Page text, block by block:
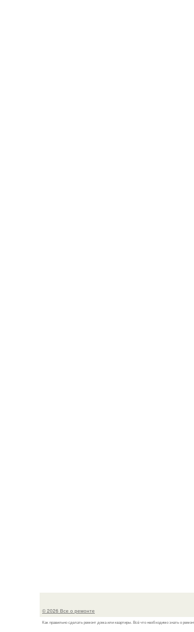
© 2026 Все о ремонте
Как правильно сделать ремонт дома или квартиры. Всё что необходимо знать о